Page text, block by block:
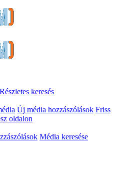
Részletes keresés
Új média hozzászólások Friss
oldalon
Média keresése